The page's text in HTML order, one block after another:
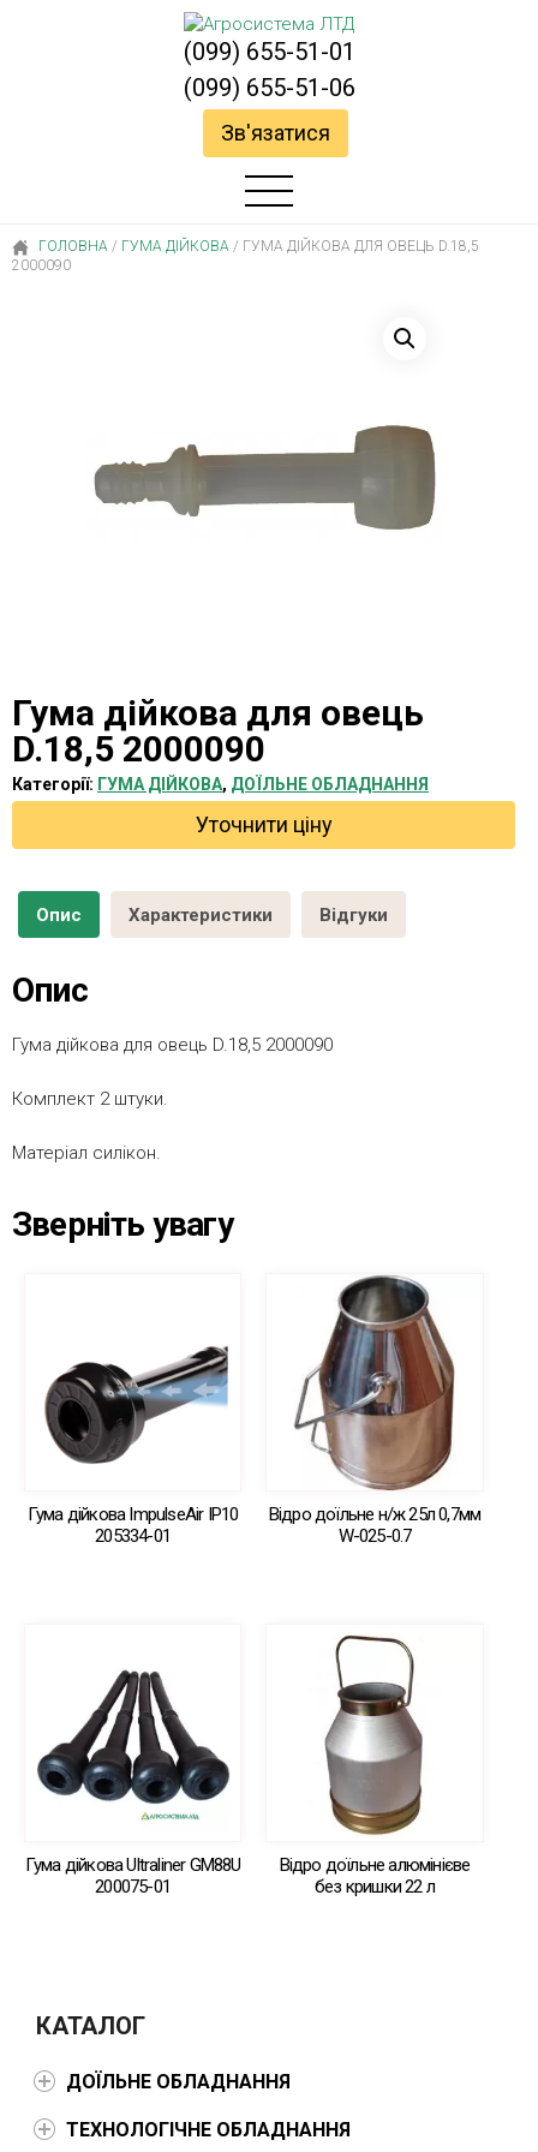
(099) 655-51-01
(099) 655-51-06
Зв'язатися
ГОЛОВНА / ГУМА ДІЙКОВА / ГУМА ДІЙКОВА ДЛЯ ОВЕЦЬ D.18,5
2000090
Гума дійкова для овець
D.18,5 2000090
Категорії: ГУМА ДІЙКОВА, ДОЇЛЬНЕ ОБЛАДНАННЯ
Уточнити ціну
Опис Характеристики Відгуки
Опис
Гума дійкова для овець D.18,5 2000090
Комплект 2 штуки.
Матеріал силікон.
Зверніть увагу
Гума дійкова ImpulseAir IP10
205334-01
Відро доїльне н/ж 25л 0,7мм
W-025-0.7
Гума дійкова Ultraliner GM88U
200075-01
Відро доїльне алюмінієве
без кришки 22 л
КАТАЛОГ
ДОЇЛЬНЕ ОБЛАДНАННЯ
ТЕХНОЛОГІЧНЕ ОБЛАДНАННЯ